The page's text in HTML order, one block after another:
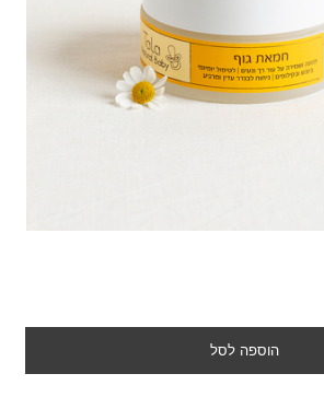
הוספה לסל